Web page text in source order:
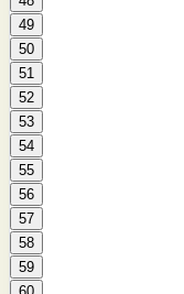
49
50
51
52
53
54
55
56
57
58
59